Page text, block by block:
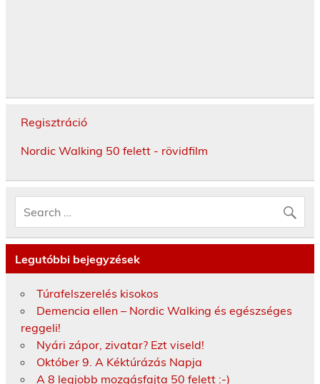
Regisztráció
Nordic Walking 50 felett - rövidfilm
Legutóbbi bejegyzések
Túrafelszerelés kisokos
Demencia ellen – Nordic Walking és egészséges
reggeli!
Nyári zápor, zivatar? Ezt viseld!
Október 9. A Kéktúrázás Napja
A 8 legjobb mozgásfajta 50 felett :-)